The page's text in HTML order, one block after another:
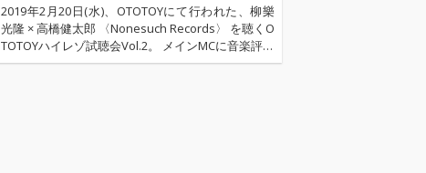
l.2レポート
2019年2月20日(水)、OTOTOYにて行われた、柳樂
光隆 × 高橋健太郎 〈Nonesuch Records〉 を聴くO
TOTOYハイレゾ試聴会Vol.2。 メインMCに音楽評論
家 / オーディオ評論家である高橋健太郎、今回はゲ